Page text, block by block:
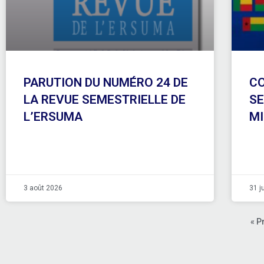
PARUTION DU NUMÉRO 24 DE
LA REVUE SEMESTRIELLE DE
L’ERSUMA
3 août 2026 31
«